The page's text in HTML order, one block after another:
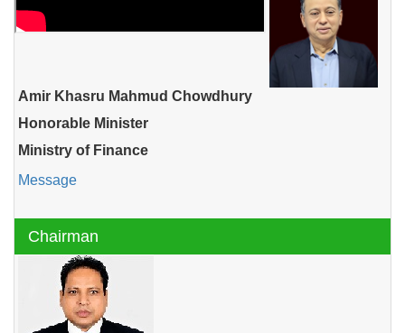
Amir Khasru Mahmud Chowdhury
Honorable Minister
Ministry of Finance
Message
Chairman